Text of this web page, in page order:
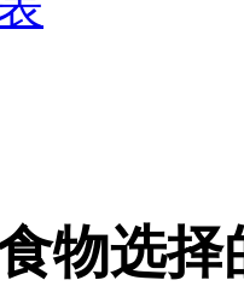
物选择